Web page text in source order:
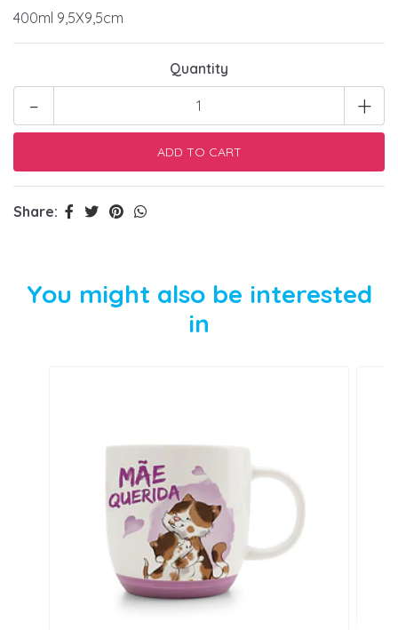
400ml 9,5X9,5cm
Quantity
+
-
Share:
You might also be interested
in